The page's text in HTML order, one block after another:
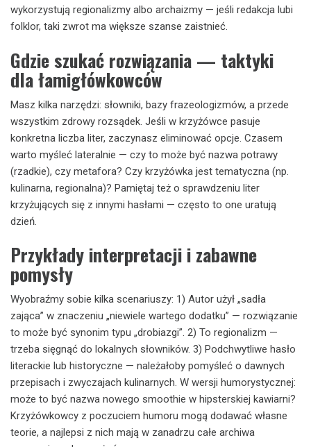
wykorzystują regionalizmy albo archaizmy — jeśli redakcja lubi
folklor, taki zwrot ma większe szanse zaistnieć.
Gdzie szukać rozwiązania — taktyki
dla łamigłówkowców
Masz kilka narzędzi: słowniki, bazy frazeologizmów, a przede
wszystkim zdrowy rozsądek. Jeśli w krzyżówce pasuje
konkretna liczba liter, zaczynasz eliminować opcje. Czasem
warto myśleć lateralnie — czy to może być nazwa potrawy
(rzadkie), czy metafora? Czy krzyżówka jest tematyczna (np.
kulinarna, regionalna)? Pamiętaj też o sprawdzeniu liter
krzyżujących się z innymi hasłami — często to one uratują
dzień.
Przykłady interpretacji i zabawne
pomysły
Wyobraźmy sobie kilka scenariuszy: 1) Autor użył „sadła
zająca” w znaczeniu „niewiele wartego dodatku” — rozwiązanie
to może być synonim typu „drobiazgi”. 2) To regionalizm —
trzeba sięgnąć do lokalnych słowników. 3) Podchwytliwe hasło
literackie lub historyczne — należałoby pomyśleć o dawnych
przepisach i zwyczajach kulinarnych. W wersji humorystycznej:
może to być nazwa nowego smoothie w hipsterskiej kawiarni?
Krzyżówkowcy z poczuciem humoru mogą dodawać własne
teorie, a najlepsi z nich mają w zanadrzu całe archiwa